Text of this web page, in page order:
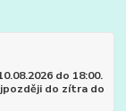
do 18:00.
do zítra do